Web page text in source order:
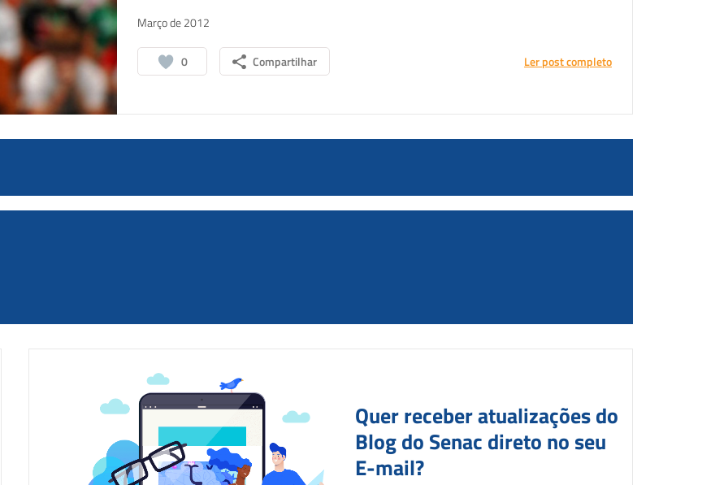
Março de 2012
0 Compartilhar Ler post completo
Quer receber atualizações do
Blog do Senac direto no seu
E-mail?